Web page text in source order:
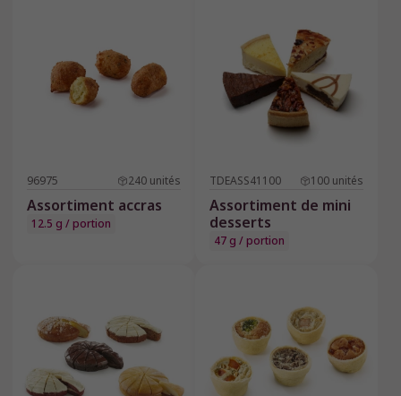
96975 240 unités
Assortiment accras
12.5 g / portion
TDEASS41100 100 unités
Assortiment de mini
desserts
47 g / portion